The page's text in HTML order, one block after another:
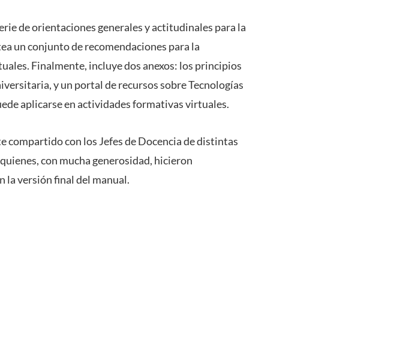
de orientaciones generales y actitudinales para la
un conjunto de recomendaciones para la
Finalmente, incluye dos anexos: los principios
y un portal de recursos sobre Tecnologías
aplicarse en actividades formativas virtuales.
compartido con los Jefes de Docencia de distintas
con mucha generosidad, hicieron
la versión final del manual.